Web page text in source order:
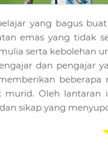
yang bagus
emas yang tidak
serta kebolehan
dan pengajar
murid. Oleh lantaran
sikap yang